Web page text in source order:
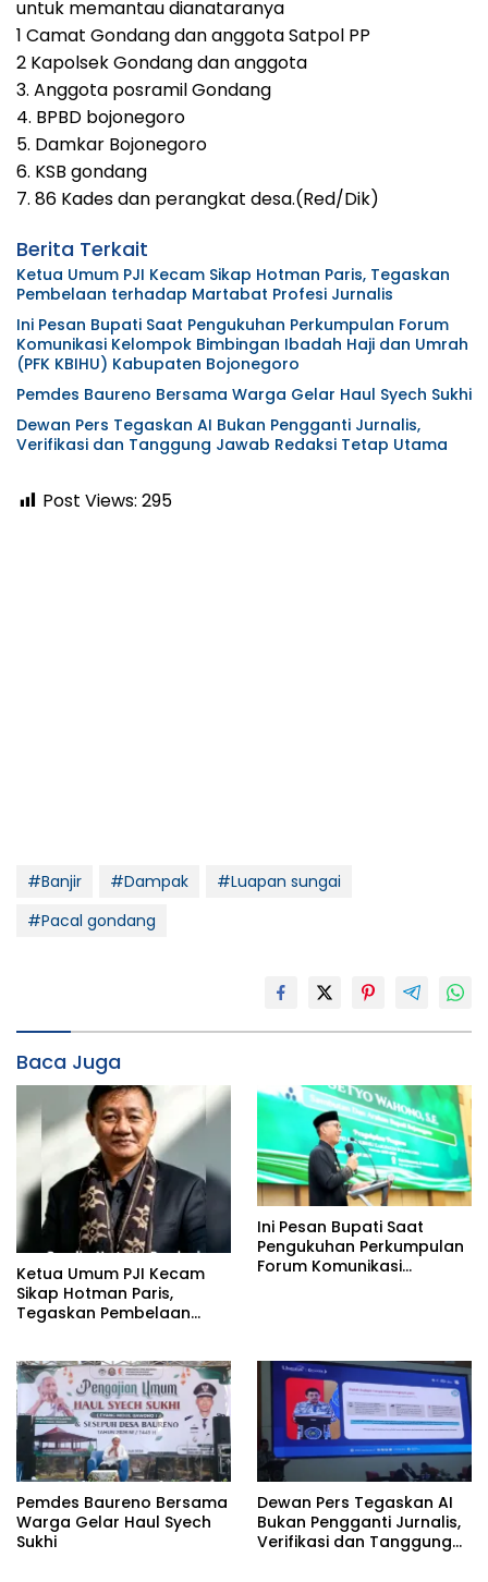
untuk memantau dianataranya
1 Camat Gondang dan anggota Satpol PP
2 Kapolsek Gondang dan anggota
3. Anggota posramil Gondang
4. BPBD bojonegoro
5. Damkar Bojonegoro
6. KSB gondang
7. 86 Kades dan perangkat desa.(Red/Dik)
Berita Terkait
Ketua Umum PJI Kecam Sikap Hotman Paris, Tegaskan
Pembelaan terhadap Martabat Profesi Jurnalis
Ini Pesan Bupati Saat Pengukuhan Perkumpulan Forum
Komunikasi Kelompok Bimbingan Ibadah Haji dan Umrah
(PFK KBIHU) Kabupaten Bojonegoro
Pemdes Baureno Bersama Warga Gelar Haul Syech Sukhi
Dewan Pers Tegaskan AI Bukan Pengganti Jurnalis,
Verifikasi dan Tanggung Jawab Redaksi Tetap Utama
Post Views: 295
#Banjir #Dampak
#Luapan sungai
#Pacal gondang
Baca Juga
Ketua Umum PJI Kecam
Sikap Hotman Paris,
Tegaskan Pembelaan
Ini Pesan Bupati Saat
Pengukuhan Perkumpulan
Forum Komunikasi
Pemdes Baureno Bersama
Warga Gelar Haul Syech
Sukhi
Dewan Pers Tegaskan AI
Bukan Pengganti Jurnalis,
Verifikasi dan Tanggung